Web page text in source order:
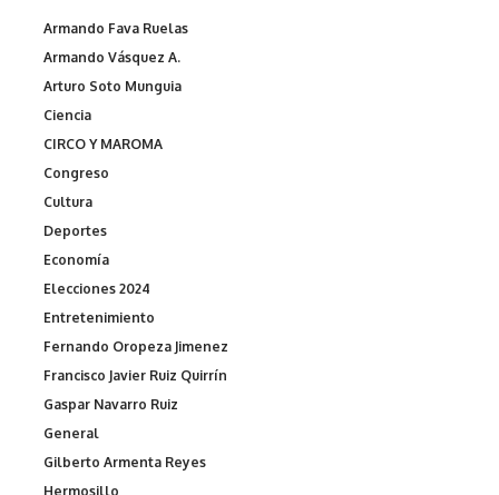
Armando Fava Ruelas
Armando Vásquez A.
Arturo Soto Munguia
Ciencia
CIRCO Y MAROMA
Congreso
Cultura
Deportes
Economía
Elecciones 2024
Entretenimiento
Fernando Oropeza Jimenez
Francisco Javier Ruiz Quirrín
Gaspar Navarro Ruiz
General
Gilberto Armenta Reyes
Hermosillo